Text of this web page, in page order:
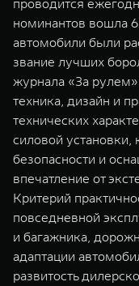
Расширяя границы
от 6 149 000 ₽
WEY 80
Масштаб
от 6 449 000 ₽
проводится
номинантов вошла
автомобили были
звание лучших
журнала «За
техника, дизайн и
технических
силовой установки,
безопасности и
впечатление от
Критерий
повседневной
и багажника,
адаптации
развитость